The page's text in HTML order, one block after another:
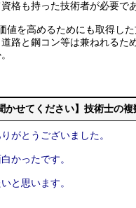
格も持った技術者が必要で
値を高めるためにも取得し
路と鋼コン等は兼ねれるた
かせてください】技術士の
がとうございました。
かったです。
と思います。